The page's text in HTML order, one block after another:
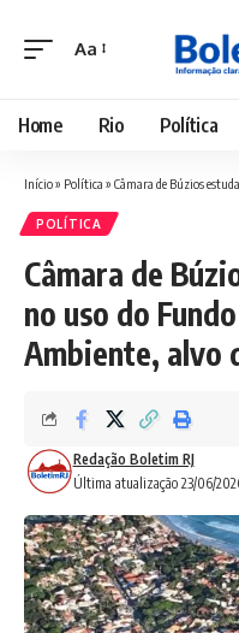
Font
Aa
Home Rio Política
Início» Política » Câmara de Búzios estuda
POLÍTICA
Câmara de
no uso do
Ambiente, alvo
Última atualização 23/06/
Redação Boletim RJ